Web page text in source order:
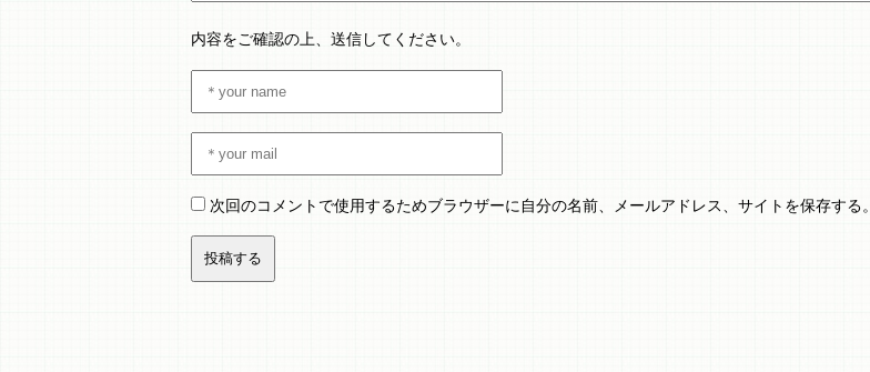
内容をご確認の上、送信してください。
次回のコメントで使用するためブラウザーに自分の名前、メールアドレス、サイトを保存する。